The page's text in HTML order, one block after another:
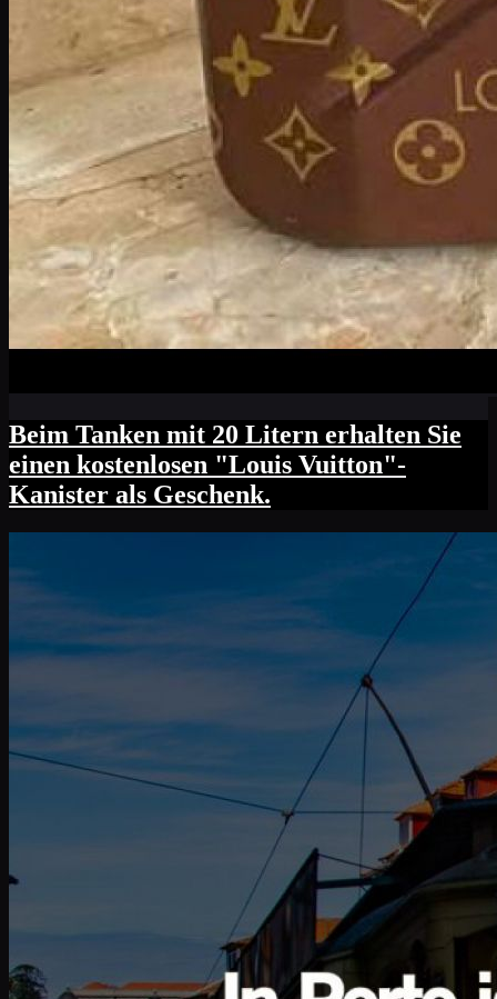
Beim Tanken mit 20 Litern erhalten Sie
einen kostenlosen "Louis Vuitton"-
Kanister als Geschenk.